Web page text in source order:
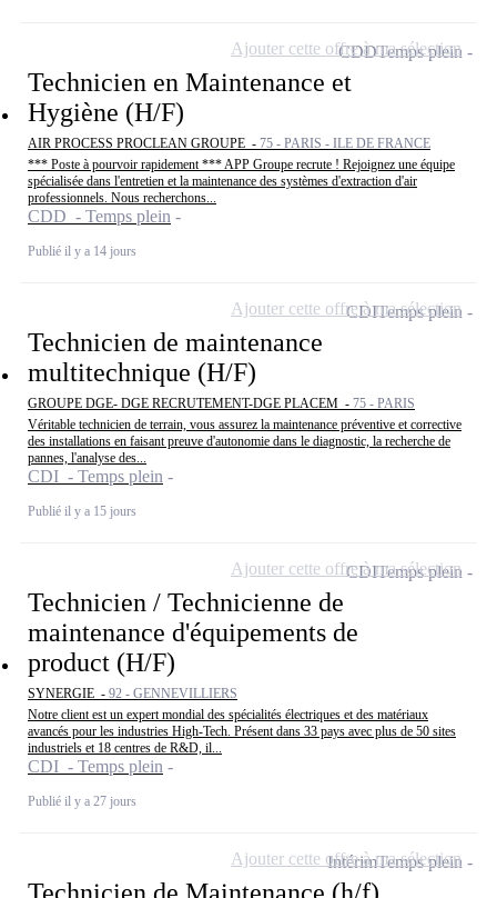
Technicien en Maintenance et
Hygiène (H/F)
AIR PROCESS PROCLEAN GROUPE - 75 - PARIS - ILE DE FRANCE
*** Poste à pourvoir rapidement *** APP Groupe recrute ! Rejoignez une équipe
spécialisée dans l'entretien et la maintenance des systèmes d'extraction d'air
professionnels. Nous recherchons...
CDD - Temps plein
Publié il y a 14 jours
CDDTemps plein
Ajouter cette offre à ma sélection
Technicien de maintenance
multitechnique (H/F)
GROUPE DGE- DGE RECRUTEMENT-DGE PLACEM - 75 - PARIS
Véritable technicien de terrain, vous assurez la maintenance préventive et corrective
des installations en faisant preuve d'autonomie dans le diagnostic, la recherche de
pannes, l'analyse des...
CDI - Temps plein
Publié il y a 15 jours
CDITemps plein
Ajouter cette offre à ma sélection
Technicien / Technicienne de
maintenance d'équipements de
product (H/F)
SYNERGIE - 92 - GENNEVILLIERS
Notre client est un expert mondial des spécialités électriques et des matériaux
avancés pour les industries High-Tech. Présent dans 33 pays avec plus de 50 sites
industriels et 18 centres de R&D, il...
CDI - Temps plein
Publié il y a 27 jours
CDITemps plein
Ajouter cette offre à ma sélection
IntérimTemps plein
Ajouter cette offre à ma sélection